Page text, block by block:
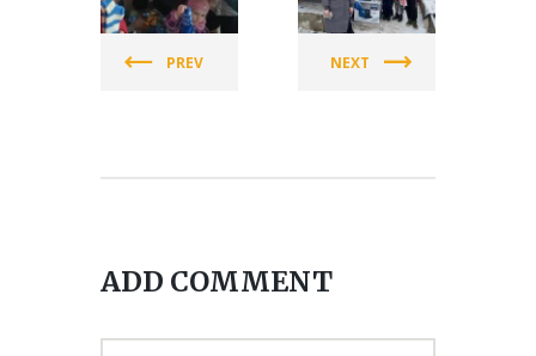
ЖІНОК
УКРАЇНИ
PREV
ЖІНОК
УКРАЇНИ
NEXT
ADD COMMENT